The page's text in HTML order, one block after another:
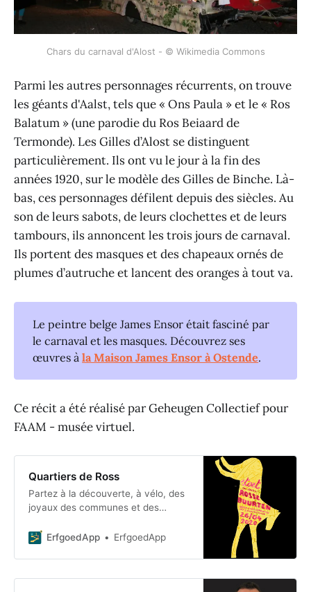
Chars du carnaval d'Alost - © Wikimedia Commons
Parmi les autres personnages récurrents, on trouve
les géants d'Aalst, tels que « Ons Paula » et le « Ros
Balatum » (une parodie du Ros Beiaard de
Termonde). Les Gilles d’Alost se distinguent
particulièrement. Ils ont vu le jour à la fin des
années 1920, sur le modèle des Gilles de Binche. Là-
bas, ces personnages défilent depuis des siècles. Au
son de leurs sabots, de leurs clochettes et de leurs
tambours, ils annoncent les trois jours de carnaval.
Ils portent des masques et des chapeaux ornés de
plumes d’autruche et lancent des oranges à tout va.
Le peintre belge James Ensor était fasciné par
le carnaval et les masques. Découvrez ses
œuvres àla Maison James Ensor à Ostende.
Ce récit a été réalisé par Geheugen Collectief pour
FAAM - musée virtuel.
Quartiers de Ross
Partez à la découverte, à vélo, des
joyaux des communes et des
ErfgoedApp
ErfgoedApp